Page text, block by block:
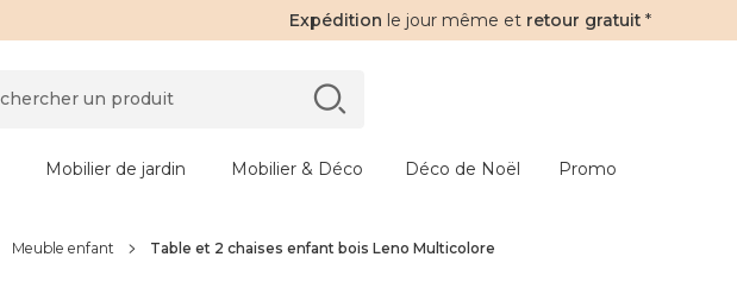
Expédition le jour même et retour gratuit *
Mobilier de jardin Mobilier & Déco Déco de Noël Promo
Meuble enfant Table et 2 chaises enfant bois Leno Multicolore